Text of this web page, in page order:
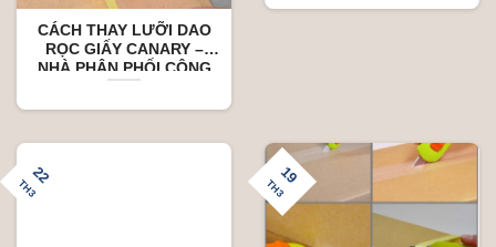
CÁCH THAY LƯỠI DAO
RỌC GIẤY CANARY –
NHÀ PHÂN PHỐI CÔNG
22
TH3
19
TH3